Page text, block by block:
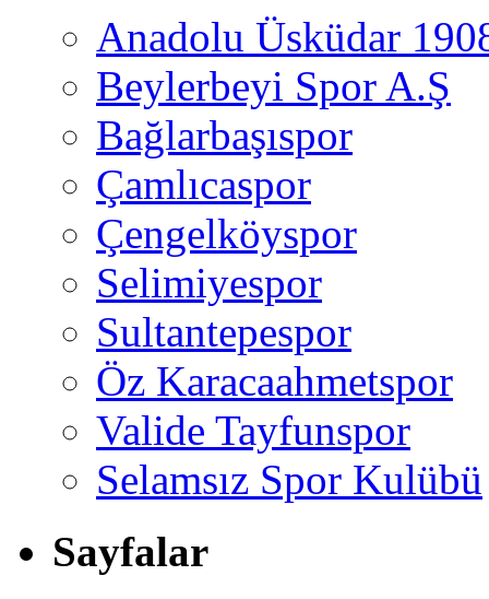
Anadolu Üsküdar
Beylerbeyi Spor A.Ş
Bağlarbaşıspor
Çamlıcaspor
Çengelköyspor
Selimiyespor
Sultantepespor
Öz Karacaahmetspor
Valide Tayfunspor
Selamsız Spor Kulübü
Sayfalar